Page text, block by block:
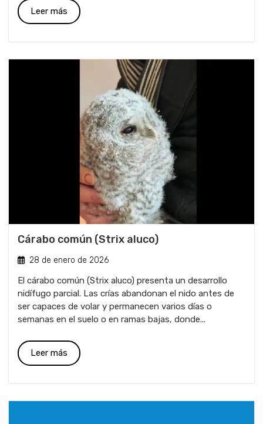
Leer más
Cárabo común (Strix aluco)
28 de enero de 2026
El cárabo común (Strix aluco) presenta un desarrollo
nidífugo parcial. Las crías abandonan el nido antes de
ser capaces de volar y permanecen varios días o
semanas en el suelo o en ramas bajas, donde...
Leer más